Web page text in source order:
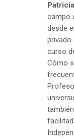
campo
desde
privado
curso
Cómo